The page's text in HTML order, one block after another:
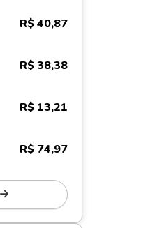
R$ 40,87
R$ 38,38
R$ 13,21
R$ 74,97